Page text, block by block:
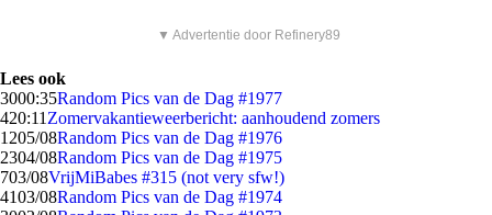
▼ Advertentie door Refinery89
Lees ook
3000:35Random Pics van de Dag #1977
420:11 Zomervakantieweerbericht: aanhoudend zomers
1205/08Random Pics van de Dag #1976
2304/08Random Pics van de Dag #1975
703/08VrijMiBabes #315 (not very sfw!)
4103/08Random Pics van de Dag #1974